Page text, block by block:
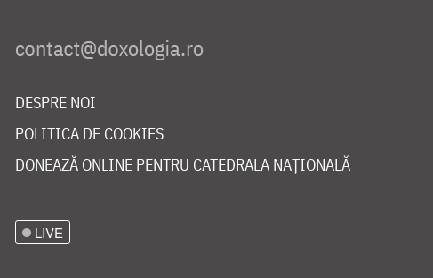
DESPRE NOI
POLITICA DE COOKIES
DONEAZĂ ONLINE PENTRU CATEDRALA NAȚIONALĂ
LIVE